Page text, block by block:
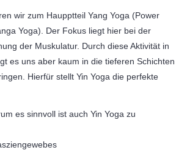
wir zum Haupptteil Yang Yoga (Power
Yoga). Der Fokus liegt hier bei der
der Muskulatur. Durch diese Aktivität in
es uns aber kaum in die tieferen Schichten
Hierfür stellt Yin Yoga die perfekte
es sinnvoll ist auch Yin Yoga zu